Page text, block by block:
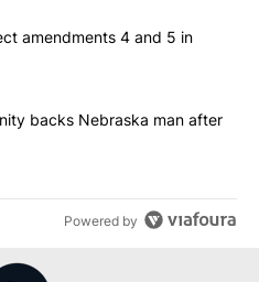
commented articles in the last
voters reject amendments 4
amendments 4 and 5 in
community backs
backs Nebraska man after
Powered by